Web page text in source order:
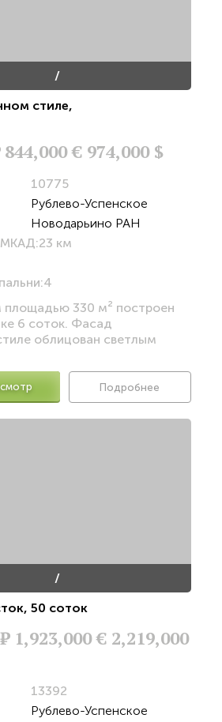
/
стиле,
844,000 € 974,000 $
10775
Рублево-Успенское
Новодарьино РАН
МКАД:23 км
4
330 м² построен
6 соток. Фасад
облицован светлым
Подробнее
/
, 50 соток
Р 1,923,000 € 2,219,000
13392
Рублево-Успенское